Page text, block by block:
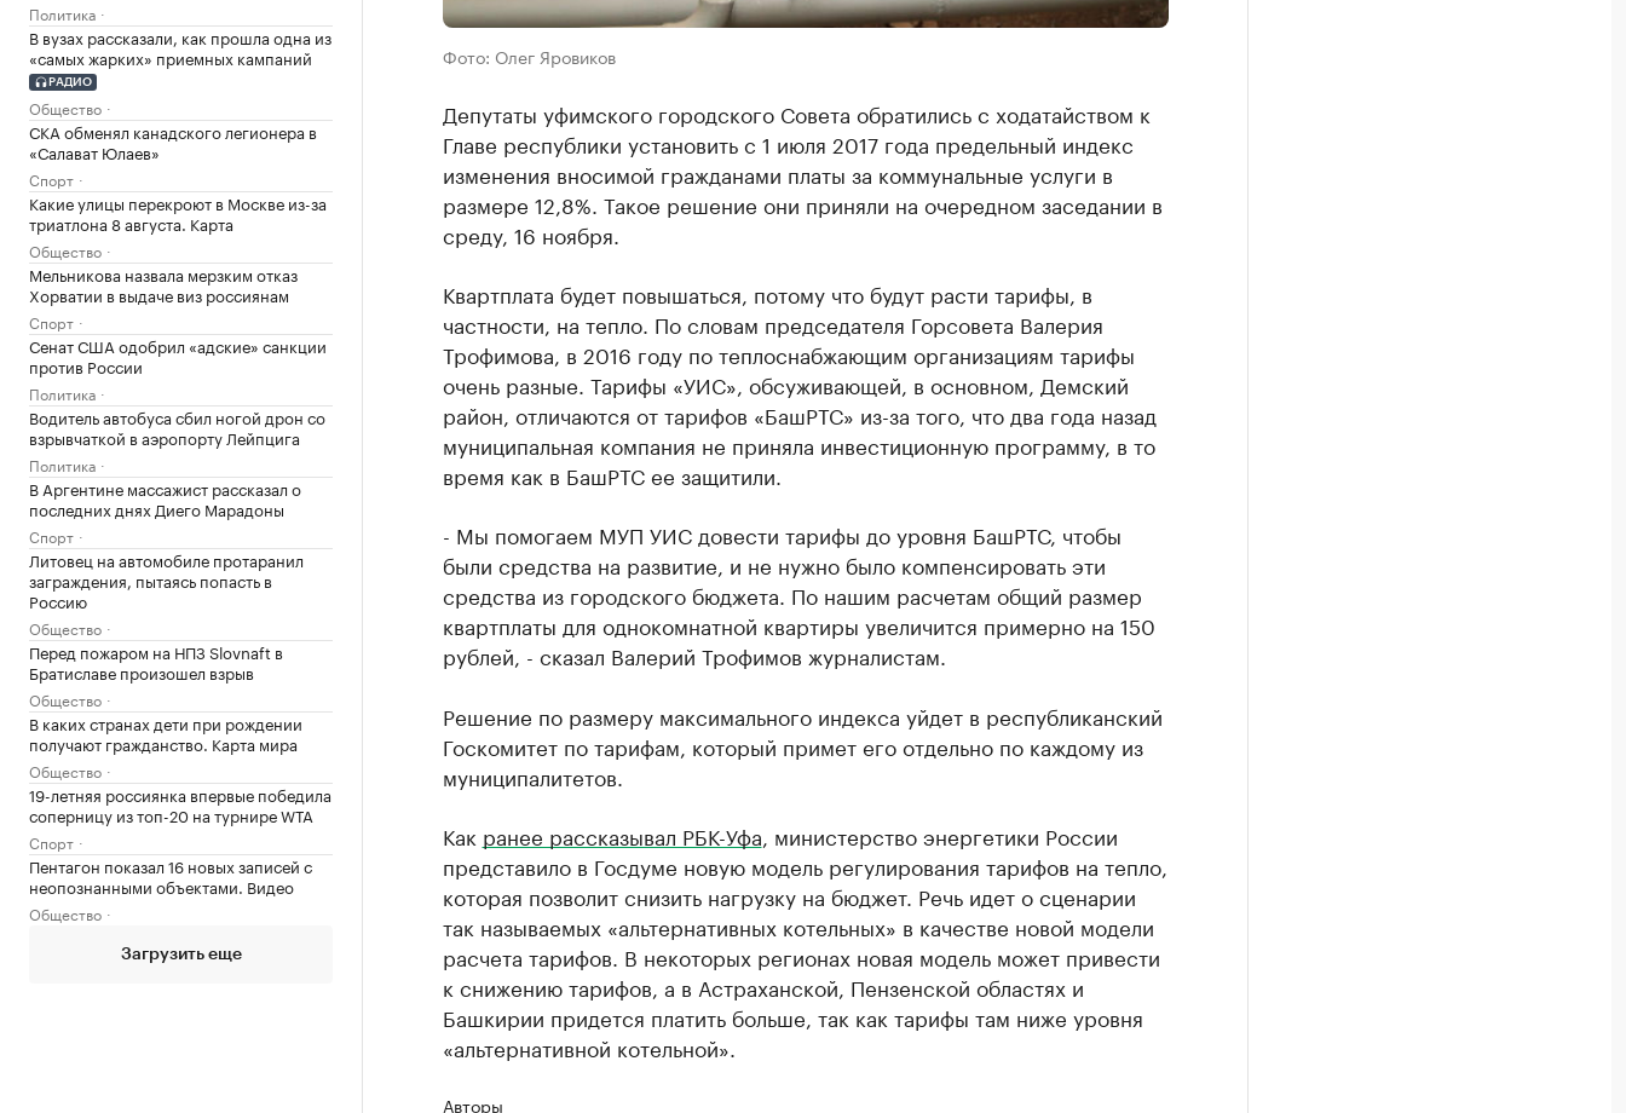
Политика
В вузах рассказали, как прошла одна из
«самых жарких» приемных кампаний
РАДИО
Общество
СКА обменял канадского легионера в
«Салават Юлаев»
Спорт
Какие улицы перекроют в Москве из-за
триатлона 8 августа. Карта
Общество
Мельникова назвала мерзким отказ
Хорватии в выдаче виз россиянам
Спорт
Сенат США одобрил «адские» санкции
против России
Политика
Водитель автобуса сбил ногой дрон со
взрывчаткой в аэропорту Лейпцига
Политика
В Аргентине массажист рассказал о
последних днях Диего Марадоны
Спорт
Литовец на автомобиле протаранил
заграждения, пытаясь попасть в
Россию
Общество
Перед пожаром на НПЗ Slovnaft в
Братиславе произошел взрыв
Общество
В каких странах дети при рождении
получают гражданство. Карта мира
Общество
19-летняя россиянка впервые победила
соперницу из топ-20 на турнире WTA
Спорт
Пентагон показал 16 новых записей с
неопознанными объектами. Видео
Общество
Загрузить еще
Фото: Олег Яровиков
Депутаты уфимского городского Совета обратились с ходатайством к
Главе республики установить с 1 июля 2017 года предельный индекс
изменения вносимой гражданами платы за коммунальные услуги в
размере 12,8%. Такое решение они приняли на очередном заседании в
среду, 16 ноября.
Квартплата будет повышаться, потому что будут расти тарифы, в
частности, на тепло. По словам председателя Горсовета Валерия
Трофимова, в 2016 году по теплоснабжающим организациям тарифы
очень разные. Тарифы «УИС», обсуживающей, в основном, Демский
район, отличаются от тарифов «БашРТС» из-за того, что два года назад
муниципальная компания не приняла инвестиционную программу, в то
время как в БашРТС ее защитили.
- Мы помогаем МУП УИС довести тарифы до уровня БашРТС, чтобы
были средства на развитие, и не нужно было компенсировать эти
средства из городского бюджета. По нашим расчетам общий размер
квартплаты для однокомнатной квартиры увеличится примерно на 150
рублей, - сказал Валерий Трофимов журналистам.
Решение по размеру максимального индекса уйдет в республиканский
Госкомитет по тарифам, который примет его отдельно по каждому из
муниципалитетов.
Как ранее рассказывал РБК-Уфа , министерство энергетики России
представило в Госдуме новую модель регулирования тарифов на тепло,
которая позволит снизить нагрузку на бюджет. Речь идет о сценарии
так называемых «альтернативных котельных» в качестве новой модели
расчета тарифов. В некоторых регионах новая модель может привести
к снижению тарифов, а в Астраханской, Пензенской областях и
Башкирии придется платить больше, так как тарифы там ниже уровня
«альтернативной котельной».
Авторы